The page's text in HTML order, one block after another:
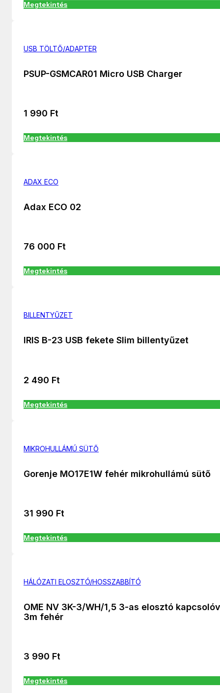
Megtekintés
USB TÖLTŐ/ADAPTER
PSUP-GSMCAR01 Micro USB Charger
1 990 Ft
Megtekintés
ADAX ECO
Adax ECO 02
76 000 Ft
Megtekintés
BILLENTYŰZET
IRIS B-23 USB fekete Slim billentyűzet
2 490 Ft
Megtekintés
MIKROHULLÁMÚ SÜTŐ
Gorenje MO17E1W fehér mikrohullámú sütő
31 990 Ft
Megtekintés
HÁLÓZATI ELOSZTÓ/HOSSZABBÍTÓ
OME NV 3K-3/WH/1,5 3-as elosztó
3m fehér
3 990 Ft
Megtekintés